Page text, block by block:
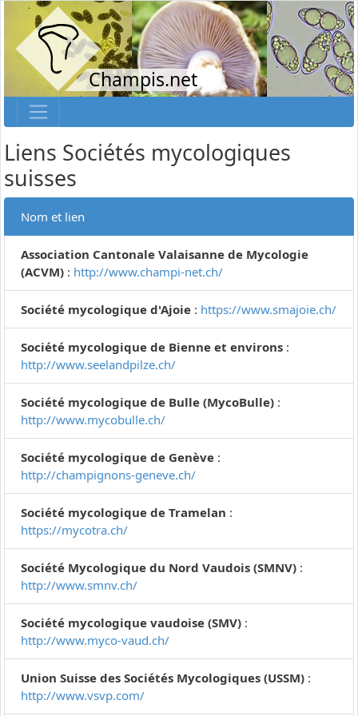
Champis.net
Liens Sociétés mycologiques
suisses
Nom et lien
Association Cantonale Valaisanne de Mycologie
(ACVM) : http://www.champi-net.ch/
Société mycologique d'Ajoie : https://www.smajoie.ch/
Société mycologique de Bienne et environs :
http://www.seelandpilze.ch/
Société mycologique de Bulle (MycoBulle) :
http://www.mycobulle.ch/
Société mycologique de Genève :
http://champignons-geneve.ch/
Société mycologique de Tramelan :
https://mycotra.ch/
Société Mycologique du Nord Vaudois (SMNV) :
http://www.smnv.ch/
Société mycologique vaudoise (SMV) :
http://www.myco-vaud.ch/
Union Suisse des Sociétés Mycologiques (USSM) :
http://www.vsvp.com/